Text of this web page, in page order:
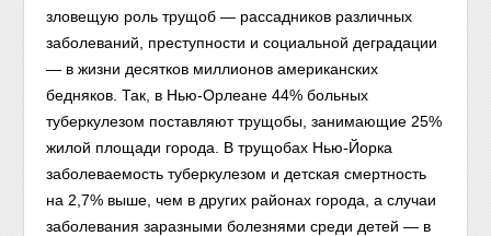
зловещую роль трущоб — рассадников различных
заболеваний, преступности и социальной деградации
— в жизни десятков миллионов американских
бедняков. Так, в Нью-Орлеане 44% больных
туберкулезом поставляют трущобы, занимающие 25%
жилой площади города. В трущобах Нью-Йорка
заболеваемость туберкулезом и детская смертность
на 2,7% выше, чем в других районах города, а случаи
заболевания заразными болезнями среди детей — в